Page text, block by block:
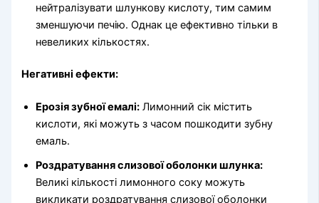
нейтралізувати шлункову кислоту, тим самим
зменшуючи печію. Однак це ефективно тільки в
невеликих кількостях.
Негативні ефекти:
Ерозія зубної емалі: Лимонний сік містить
кислоти, які можуть з часом пошкодити зубну
емаль.
Роздратування слизової оболонки шлунка:
Великі кількості лимонного соку можуть
викликати роздратування слизової оболонки